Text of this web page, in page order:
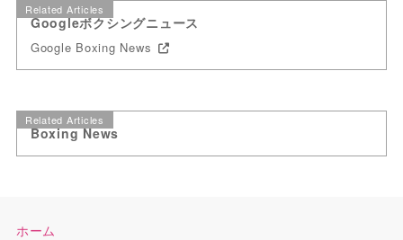
Related Articles
Googleボクシングニュース
Google Boxing News
Related Articles
Boxing News
ホーム